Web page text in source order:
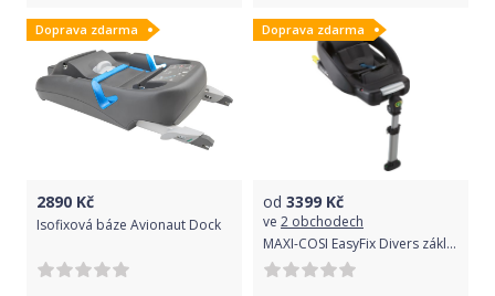
Doprava zdarma
2890 Kč
Isofixová báze Avionaut Dock
Doprava zdarma
od 3399 Kč
ve 2 obchodech
MAXI-COSI EasyFix Divers základna